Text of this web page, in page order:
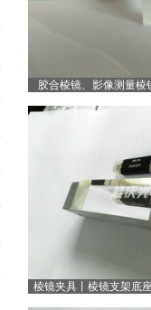
胶合棱镜、影像测量
棱镜夹具丨棱镜支架底